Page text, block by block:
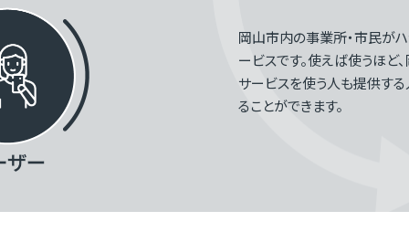
岡山市内の事業所・市民が
ービスです。使えば使うほど
サービスを使う人も提供す
ることができます。